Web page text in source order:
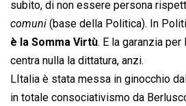
subito, di non essere persona
comuni  (base della Politica). In
è la Somma Virtù. E la garanzia
centra nulla la dittatura, anzi.
LItalia è stata messa in ginocchio
in totale consociativismo da